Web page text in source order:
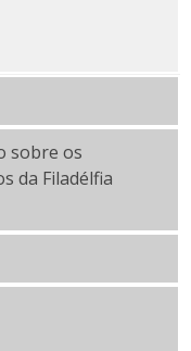
sobre os
da Filadélfia